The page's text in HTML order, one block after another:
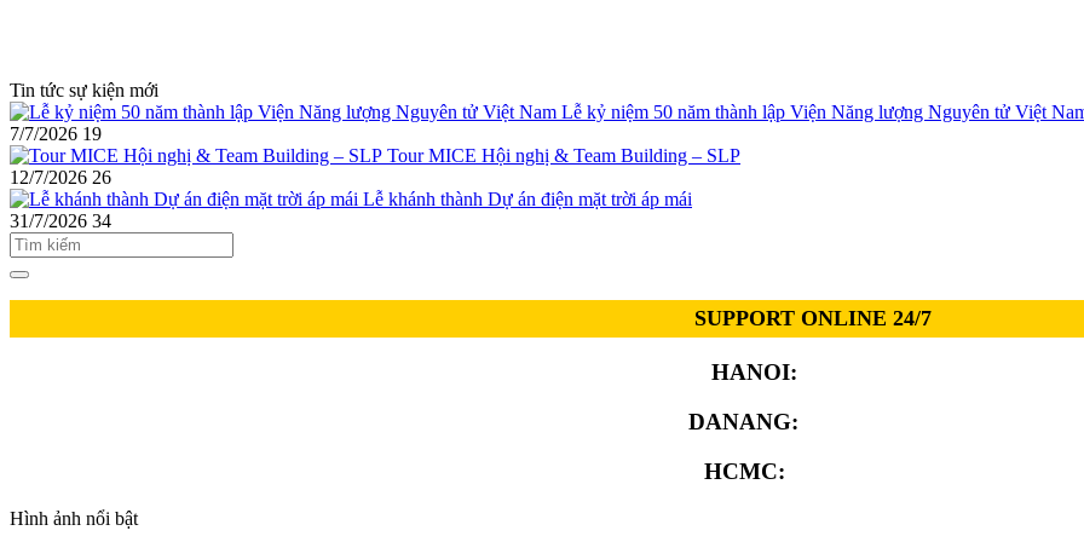
Tin tức sự kiện mới
Lễ kỷ niệm 50 năm thành lập Viện Năng lượng Nguyên tử Việt
7/7/2026 19
Tour MICE Hội nghị & Team Building – SLP
12/7/2026 26
Lễ khánh thành Dự án điện mặt trời áp mái
31/7/2026 34
SUPPORT ONLINE 24/7
HANOI:
DANANG:
HCMC:
Hình ảnh nổi bật